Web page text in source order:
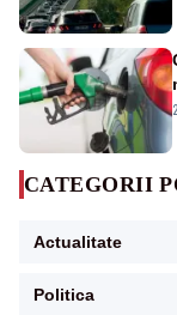
CATEGORII
Actualitate
Politica